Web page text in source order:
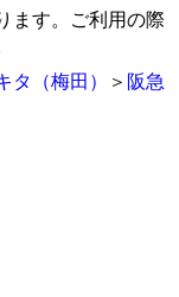
ます。ご利用の際
タ（梅田） ＞ 阪急